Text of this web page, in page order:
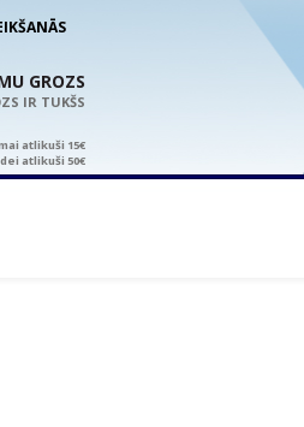
GROZS
IR TUKŠS
atlikuši 15€
atlikuši 50€